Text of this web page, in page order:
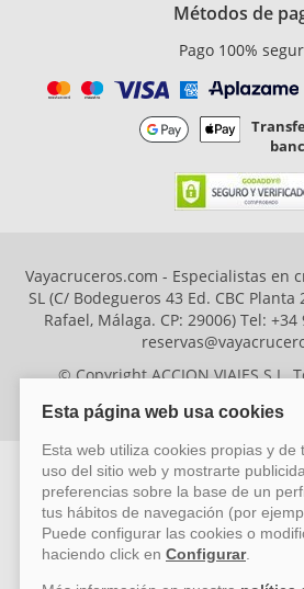
Métodos de
Pago 100%
Vayacruceros.com - Especialistas en
SL (C/ Bodegueros 43 Ed. CBC Planta
Rafael, Málaga. CP: 29006) Tel:
© Copyright ACCION VIAJES S.L.
ACCION VIAJES SL ha sido beneficiaria del
Regional (FEDER), cuyo objetivo es mejorar la